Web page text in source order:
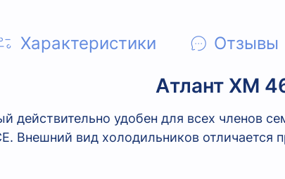
Характеристики Отзывы
Атлант XM
действительно удобен для всех членов
Внешний вид холодильников